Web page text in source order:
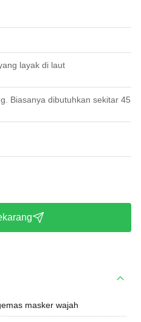
layak di laut
Biasanya dibutuhkan sekitar 45
masker wajah